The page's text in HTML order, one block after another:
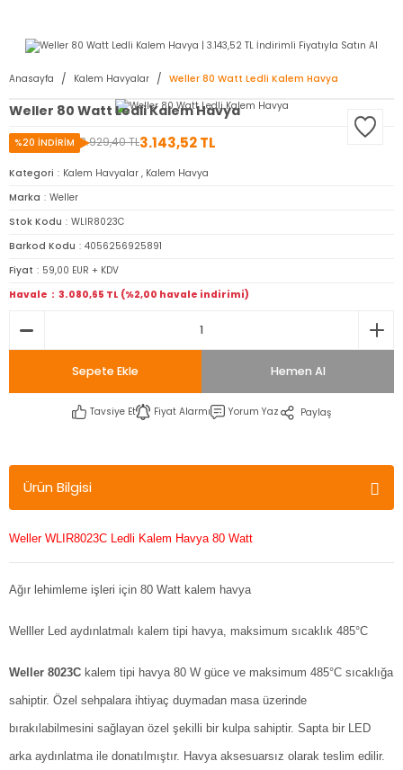
Anasayfa Kalem Havyalar Weller 80 Watt Ledli Kalem Havya
Weller 80 Watt Ledli Kalem Havya
3.929,40 TL3.143,52 TL
%20 İNDİRİM
Kategori Kalem Havyalar , Kalem Havya
Marka
Weller
Stok Kodu
WLIR8023C
Barkod Kodu
4056256925891
Fiyat
59,00 EUR + KDV
Havale
3.080,65 TL (%2,00 havale indirimi)
Sepete Ekle Hemen Al
Tavsiye Et Fiyat Alarmı Yorum Yaz Paylaş
Ürün Bilgisi
Weller WLIR8023C Ledli Kalem Havya 80 Watt
Ağır lehimleme işleri için 80 Watt kalem havya
Welller Led aydınlatmalı kalem tipi havya, maksimum sıcaklık 485°C
Weller 8023C kalem tipi havya 80 W güce ve maksimum 485°C sıcaklığa
sahiptir. Özel sehpalara ihtiyaç duymadan masa üzerinde
bırakılabilmesini sağlayan özel şekilli bir kulpa sahiptir. Sapta bir LED
arka aydınlatma ile donatılmıştır. Havya aksesuarsız olarak teslim edilir.